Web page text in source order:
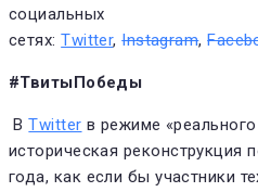
социальных
сетях:Twitter,Instagram,
#ТвитыПобеды
ВTwitter в режиме
историческая реконструкция
года, как если бы участники